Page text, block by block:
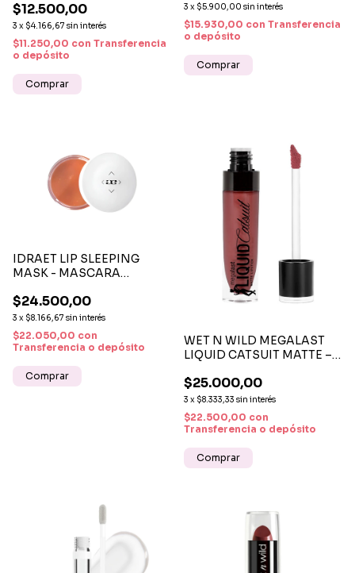
INTENSO
$12.500,00
3 x $4.166,67 sin interés
$11.250,00 con Transferencia
o depósito
Comprar
3 x $5.900,00 sin interés
$15.930,00 con Transferencia
o depósito
IDRAET LIP SLEEPING
MASK - MASCARA
G
$24.500,00
3 x $8.166,67 sin interés
$22.050,00 con
Transferencia o depósito
WET N WILD MEGALAST
LIQUID CATSUIT MATTE –
LARGA DURACIÓN
$25.000,00
3 x $8.333,33 sin interés
$22.500,00 con
Transferencia o depósito